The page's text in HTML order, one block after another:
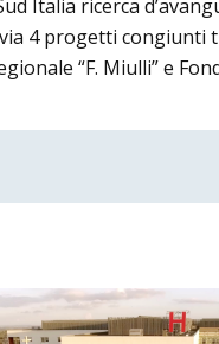
Italia ricerca
4 progetti congiunti
“F. Miulli” e